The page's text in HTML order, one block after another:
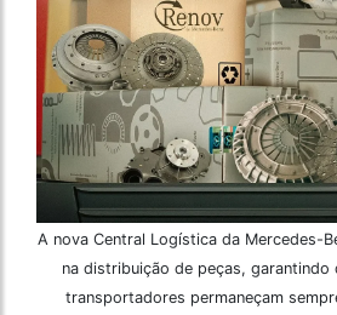
A nova Central Logística da Mercedes-
na distribuição de peças, garantindo
transportadores permaneçam